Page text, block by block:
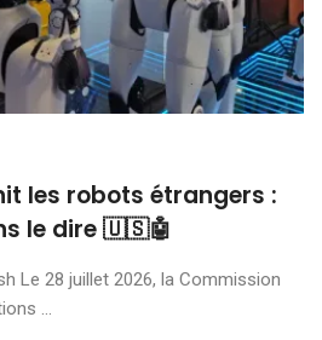
les robots étrangers :
le dire 🇺🇸🤖
Le 28 juillet 2026, la Commission
...